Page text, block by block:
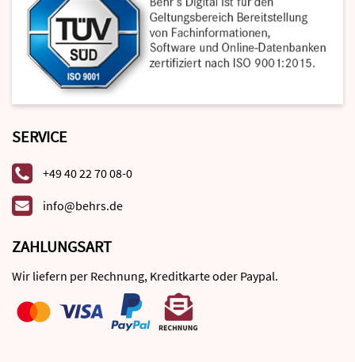
SERVICE
+49 40 22 70 08-0
info@behrs.de
ZAHLUNGSART
Wir liefern per Rechnung, Kreditkarte oder Paypal.